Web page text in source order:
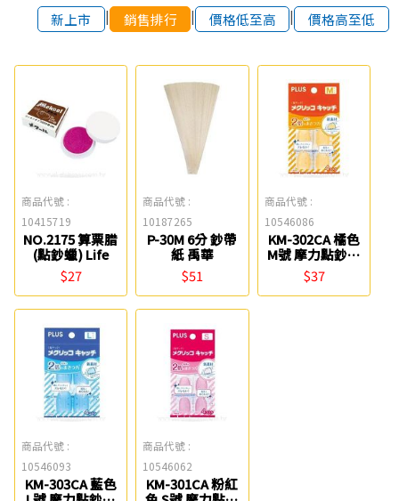
新上市
| 銷售排行 | 價格低至高 | 價格高至低
商品代號 :
10415719
NO.2175 算票腊
(點鈔蠟) Life
$27
商品代號 :
10187265
P-30M 6分 鈔帶
紙 禹華
$51
商品代號 :
10546086
KM-302CA 橘色
M號 摩力點鈔指
套-4入(35-882)
PLUS
$37
商品代號 :
10546093
KM-303CA 藍色
商品代號 :
10546062
KM-301CA 粉紅